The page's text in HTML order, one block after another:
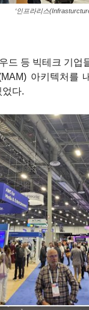
‘인프라리스
드 등 빅테크 기업
아키텍처를
었다.